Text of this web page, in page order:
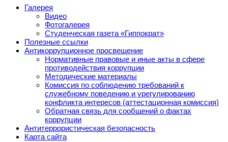
Галерея
Видео
Фотогалерея
Студенческая газета «Гиппократ»
Полезные ссылки
Антикоррупционное просвещение
Нормативные правовые и иные акты в сфере
противодействия коррупции
Методические материалы
Комиссия по соблюдению требований к
служебному поведению и урегулированию
конфликта интересов (аттестационная комиссия)
Обратная связь для сообщений о фактах
коррупции
Антитеррористическая безопасность
Карта сайта